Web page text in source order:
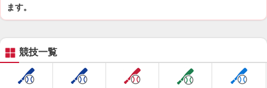
ます。
競技一覧